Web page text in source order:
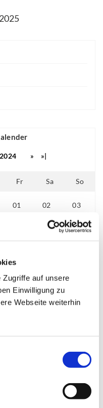
auf unsere
Einwilligung zu
Webseite weiterhin
» »|
Fr Sa So
01 02 03
09 10
22 23
30